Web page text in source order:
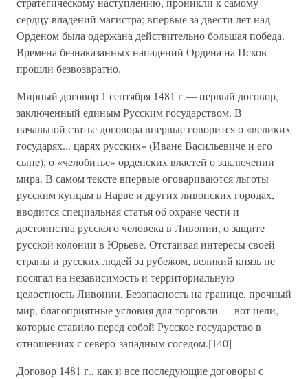
сердцу владений магистра; впервые за двести лет над
Орденом была одержана действительно большая победа.
Времена безнаказанных нападений Ордена на Псков
прошли безвозвратно.
Мирный договор 1 сентября 1481 г.— первый договор,
заключенный единым Русским государством. В
начальной статье договора впервые говорится о «великих
государях... царях русских» (Иване Васильевиче и его
сыне), о «челобитье» орденских властей о заключении
мира. В самом тексте впервые оговариваются льготы
русским купцам в Нарве и других ливонских городах,
вводится специальная статья об охране чести и
достоинства русского человека в Ливонии, о защите
русской колонии в Юрьеве. Отстаивая интересы своей
страны и русских людей за рубежом, великий князь не
посягал на независимость и территориальную
целостность Ливонии, Безопасность на границе, прочный
мир, благоприятные условия для торговли — вот цели,
которые ставило перед собой Русское государство в
отношениях с северо-западным соседом.[140]
Договор 1481 г., как и все последующие договоры с